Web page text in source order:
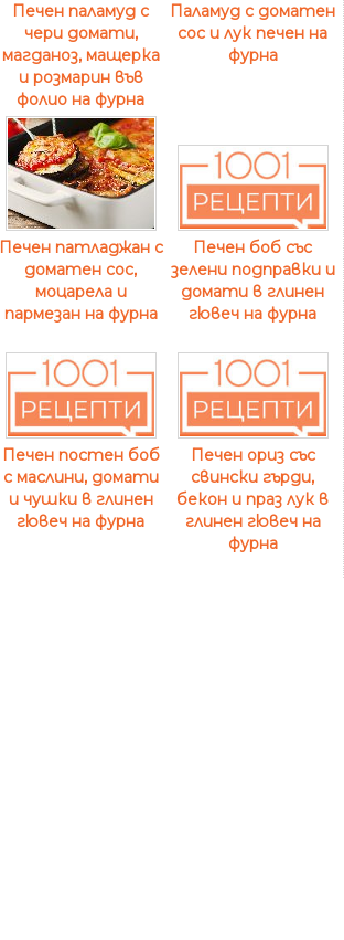
Печен паламуд с
чери домати,
магданоз, мащерка
и розмарин във
фолио на фурна
Паламуд с доматен
сос и лук печен на
фурна
Печен патладжан с
доматен сос,
моцарела и
пармезан на фурна
Печен боб със
зелени подправки и
домати в глинен
гювеч на фурна
Печен постен боб
с маслини, домати
и чушки в глинен
гювеч на фурна
Печен ориз със
свински гърди,
бекон и праз лук в
глинен гювеч на
фурна